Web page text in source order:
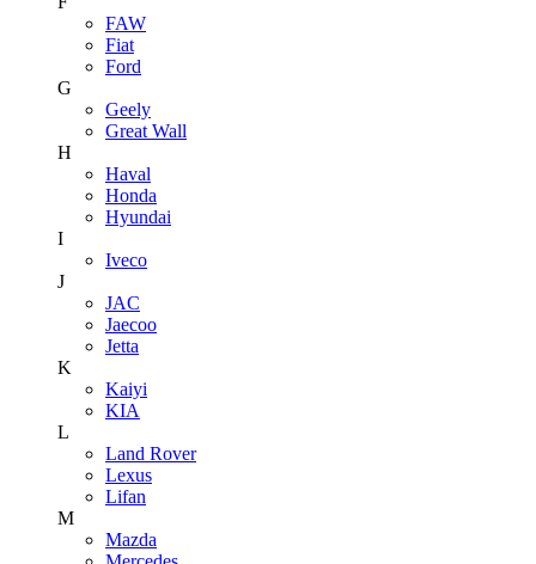
FAW
Fiat
Ford
G
Geely
Great Wall
H
Haval
Honda
Hyundai
I
Iveco
J
JAC
Jaecoo
Jetta
K
Kaiyi
KIA
L
Land Rover
Lexus
Lifan
M
Mazda